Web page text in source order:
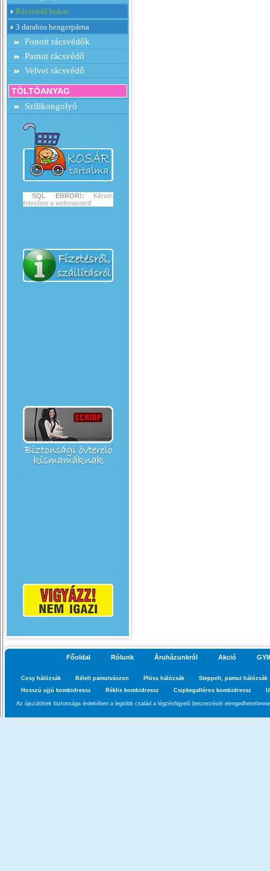
Rácsvédő kukac
3 darabos hengerpárna
Fonott rácsvédők
Pamut rácsvédő
Velvet rácsvédő
TÖLTŐANYAG
Szilikongolyó
SQL ERROR!: Kérem
értesítse a webmastert!
Főoldal - Rólunk - Áruházunkról - Akció -
Cosy hálózsák Bélelt pamutvászon Plüss hálózsák
Steppelt, pamut hálózsák
Hosszú ujjú kombidressz
Réklis kombidressz Csipkegalléros kombidressz
Az újszülöttek biztonsága érdekében a legtöbb család a légzésfigyelő beszerzését